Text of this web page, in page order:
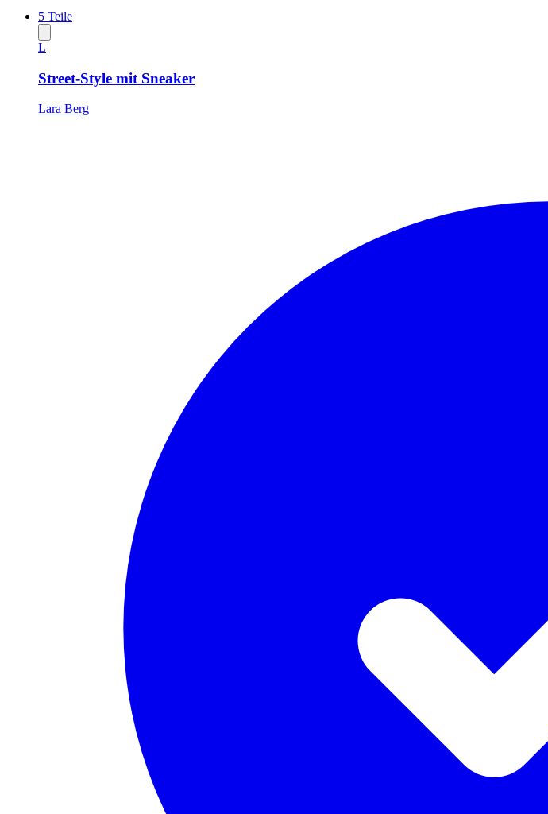
5 Teile
L
Street-Style mit Sneaker
Lara Berg